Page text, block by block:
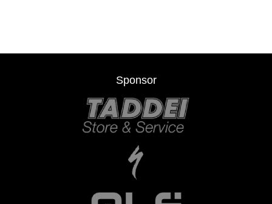
Sponsor